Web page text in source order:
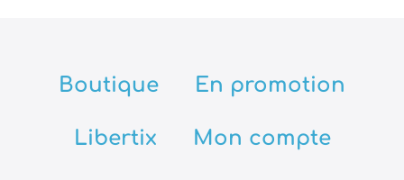
Boutique En promotion
Libertix Mon compte